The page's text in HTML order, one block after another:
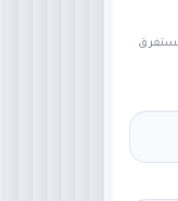
يستغرق